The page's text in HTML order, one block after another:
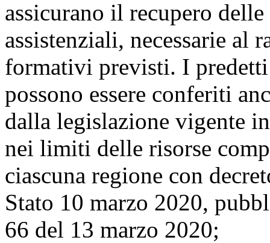
assicurano il recupero
assistenziali, necessarie
formativi previsti. I
possono essere conferiti
dalla legislazione vigente
nei limiti delle risorse
ciascuna regione con
Stato 10 marzo 2020,
66 del 13 marzo 2020;